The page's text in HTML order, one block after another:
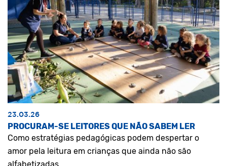
23.03.26
PROCURAM-SE LEITORES QUE NÃO SABEM LER
Como estratégias pedagógicas podem despertar o
amor pela leitura em crianças que ainda não são
alfabetizadas